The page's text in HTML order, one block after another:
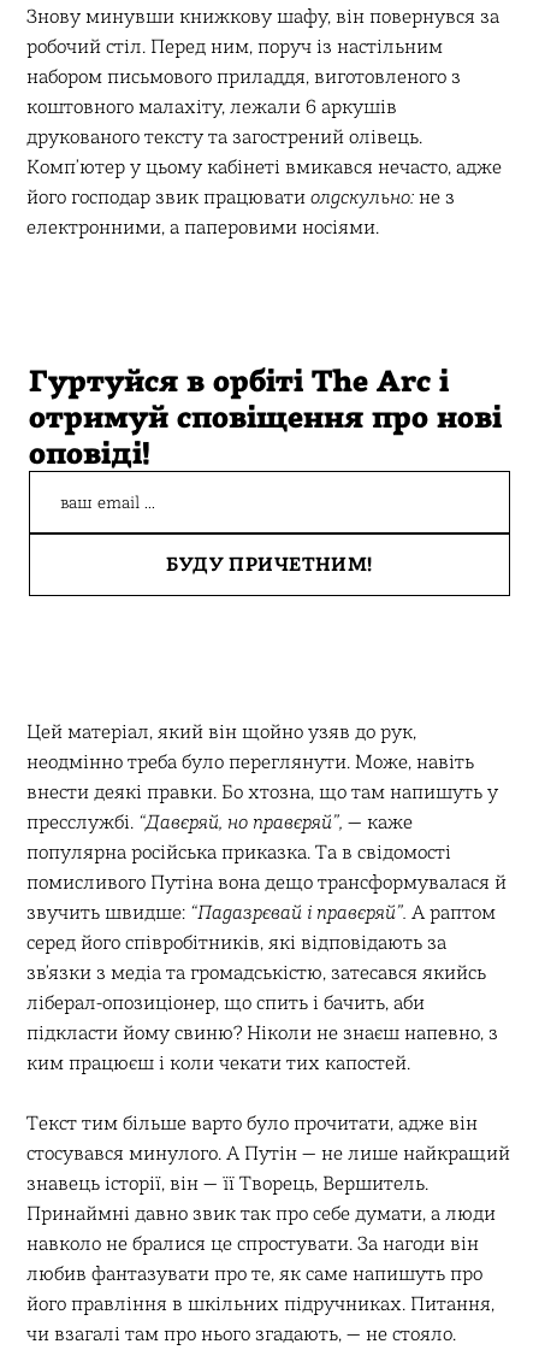
Знову минувши книжкову шафу, він повернувся за
робочий стіл. Перед ним, поруч із настільним
набором письмового приладдя, виготовленого з
коштовного малахіту, лежали 6 аркушів
друкованого тексту та загострений олівець.
Комп’ютер у цьому кабінеті вмикався нечасто, адже
його господар звик працюватиолдскульно:не з
електронними, а паперовими носіями.
Гуртуйся в орбіті The Arc і
отримуй сповіщення про нові
оповіді!
Цей матеріал, який він щойно узяв до рук,
неодмінно треба було переглянути. Може, навіть
внести деякі правки. Бо хтозна, що там напишуть у
пресслужбі. “Давєряй, но правєряй”, — каже
популярна російська приказка. Та в свідомості
помисливого Путіна вона дещо трансформувалася й
звучить швидше: “Падазрєвай і правєряй”. А раптом
серед його співробітників, які відповідають за
зв’язки з медіа та громадськістю, затесався якийсь
ліберал-опозиціонер, що спить і бачить, аби
підкласти йому свиню? Ніколи не знаєш напевно, з
ким працюєш і коли чекати тих капостей.
Текст тим більше варто було прочитати, адже він
стосувався минулого. А Путін — не лише найкращий
знавець історії, він — її Творець, Вершитель.
Принаймні давно звик так про себе думати, а люди
навколо не бралися це спростувати. За нагоди він
любив фантазувати про те, як саме напишуть про
його правління в шкільних підручниках. Питання,
чи взагалі там про нього згадають, — не стояло.